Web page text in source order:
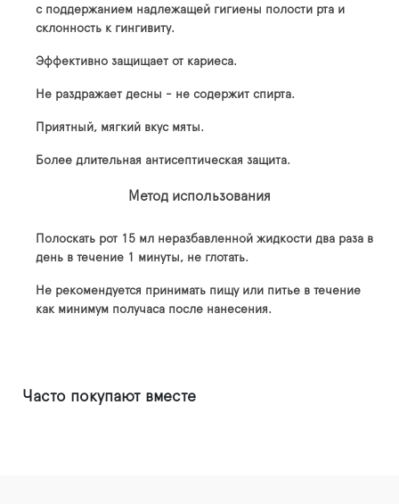
с поддержанием надлежащей гигиены полости рта и
склонность к гингивиту.
Эффективно защищает от кариеса.
Не раздражает десны - не содержит спирта.
Приятный, мягкий вкус мяты.
Более длительная антисептическая защита.
Метод использования
Полоскать рот 15 мл неразбавленной жидкости два раза в
день в течение 1 минуты, не глотать.
Не рекомендуется принимать пищу или питье в течение
как минимум получаса после нанесения.
Часто покупают вместе